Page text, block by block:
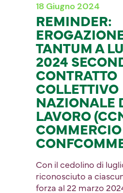
18 Giugno 2024
REMINDER:
TANTUM A
2024
CONTRATTO
COLLETTIVO
NAZIONALE
LAVORO
COMMERCIO
Con il cedolino di
riconosciuto a
forza al 22 marzo